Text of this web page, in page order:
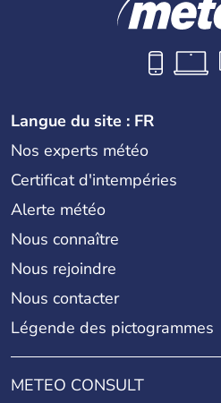
Langue du site : FR
Nos experts météo
Certificat d'intempéries
Alerte météo
Nous connaître
Nous rejoindre
Nous contacter
Légende des pictogrammes
METEO CONSULT